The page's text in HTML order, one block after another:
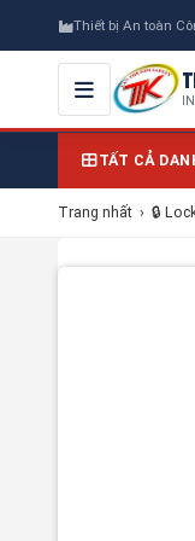
Thiết bị An toàn
TẤT CẢ
Trang nhất › 🔒